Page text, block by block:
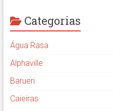
Categorias
Água Rasa
Alphaville
Barueri
Caieiras